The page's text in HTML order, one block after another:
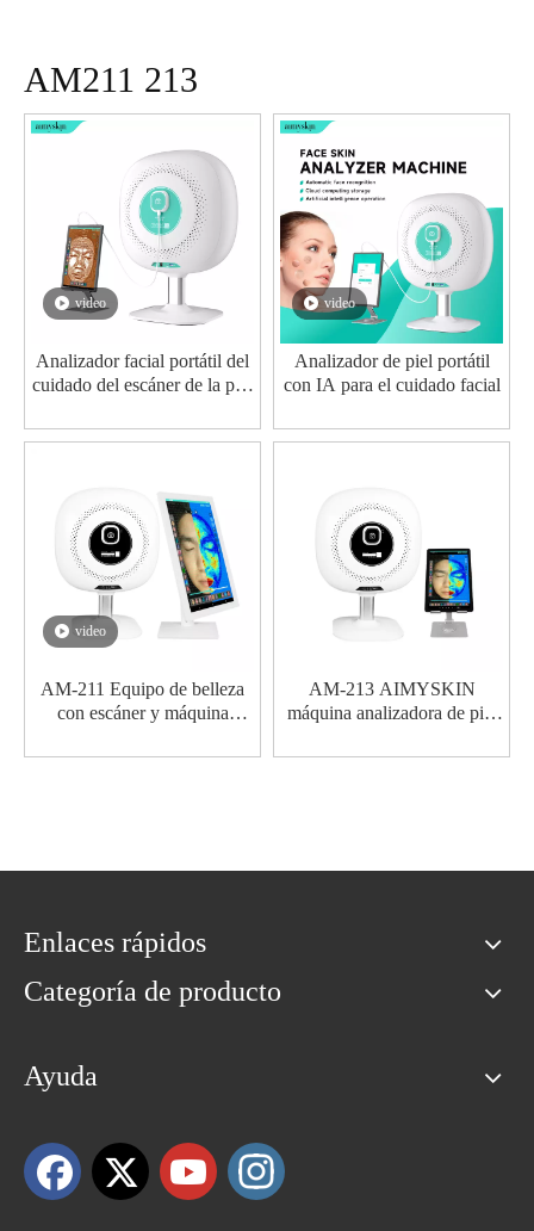
AM211 213
video
Analizador facial portátil del
cuidado del escáner de la piel
de la piel del equipo del
video
Analizador de piel portátil
con IA para el cuidado facial
video
AM-211 Equipo de belleza
con escáner y máquina
bajo precio de 21,5 pulgadas
AM-213 AIMYSKIN
máquina analizadora de piel
imagen 3D máquina
Enlaces rápidos
Categoría de producto
Ayuda